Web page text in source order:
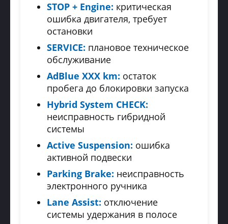
STOP + Engine: критическая
ошибка двигателя, требует
остановки
SERVICE: плановое техническое
обслуживание
AdBlue XXX km: остаток
пробега до блокировки запуска
Hybrid System CHECK:
неисправность гибридной
системы
Active Suspension: ошибка
активной подвески
Parking Brake: неисправность
электронного ручника
Lane Assist: отключение
системы удержания в полосе